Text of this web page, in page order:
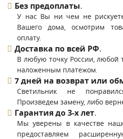
Без предоплаты.
У нас Вы ни чем не
Вашего дома, осмотрим
оплату.
Доставка по всей РФ.
В любую точку России, любой
наложенным платежом.
7 дней на возврат или
Светильник не
Произведем замену, либо
Гарантия до 3-х лет.
Мы уверены в качестве
предоставляем